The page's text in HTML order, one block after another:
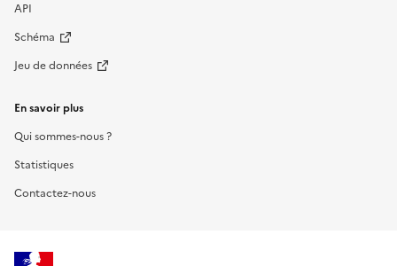
API
Schéma
Jeu de données
En savoir plus
Qui sommes-nous ?
Statistiques
Contactez-nous